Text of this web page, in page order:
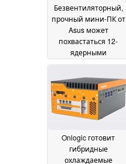
Безвентиляторный,
прочный мини-ПК от
Asus может
похвастаться 12-
ядерными
Ethernet LAN06 February
2026
Onlogic готовит
гибридные
охлаждаемые